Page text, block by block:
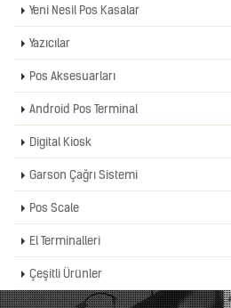
Yeni Nesil Pos Kasalar
Yazıcılar
Pos Aksesuarları
Android Pos Terminal
Digital Kiosk
Garson Çağrı Sistemi
Pos Scale
El Terminalleri
Çeşitli Ürünler